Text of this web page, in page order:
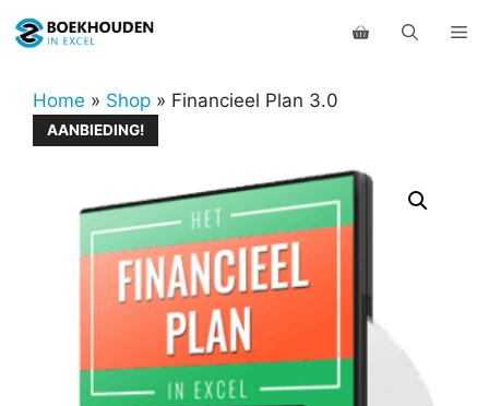
naar
inhoudHome » Shop » Financieel Plan 3.0
AANBIEDING!